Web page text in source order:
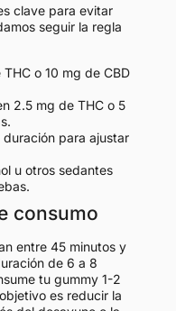
clave para evitar
seguir la regla
o 10 mg de CBD
2.5 mg de THC o 5
para ajustar
u otros sedantes
consumo
entre 45 minutos y
de 6 a 8
tu gummy 1-2
es reducir la